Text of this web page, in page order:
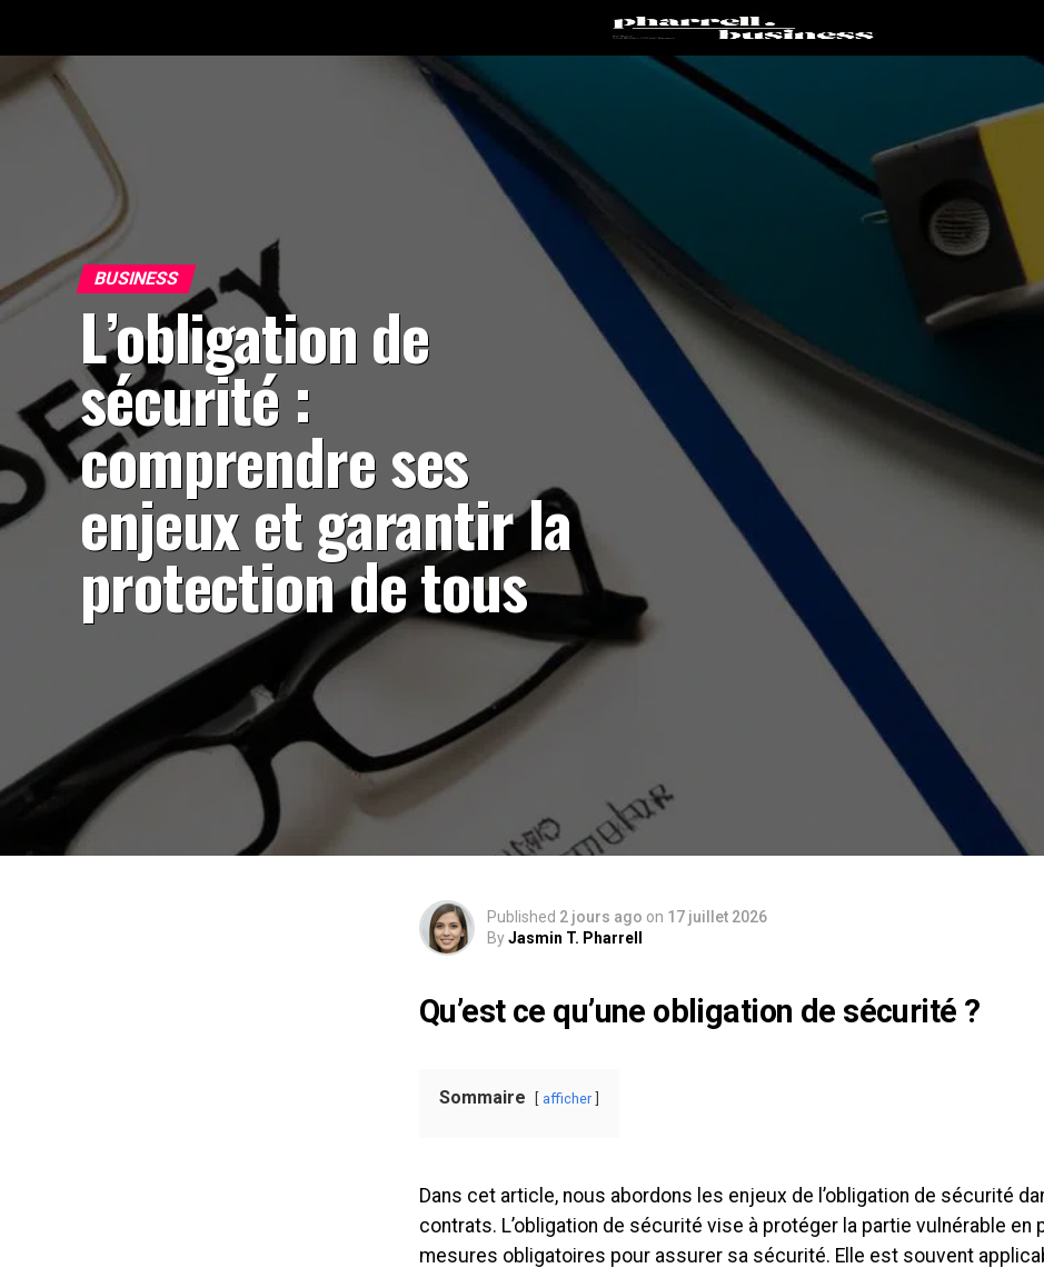
BUSINESS
L’obligation de
sécurité :
comprendre ses
enjeux et garantir la
protection de tous
Published 2 jours ago on 17 juillet 2026
ByJasmin T. Pharrell
Qu’est ce qu’une obligation de sécurité ?
Sommaire afficher
Dans cet article, nous abordons les enjeux de l’obligation de sécurité
contrats. L’obligation de sécurité vise à protéger la partie vulnérable en
mesures obligatoires pour assurer sa sécurité. Elle est souvent